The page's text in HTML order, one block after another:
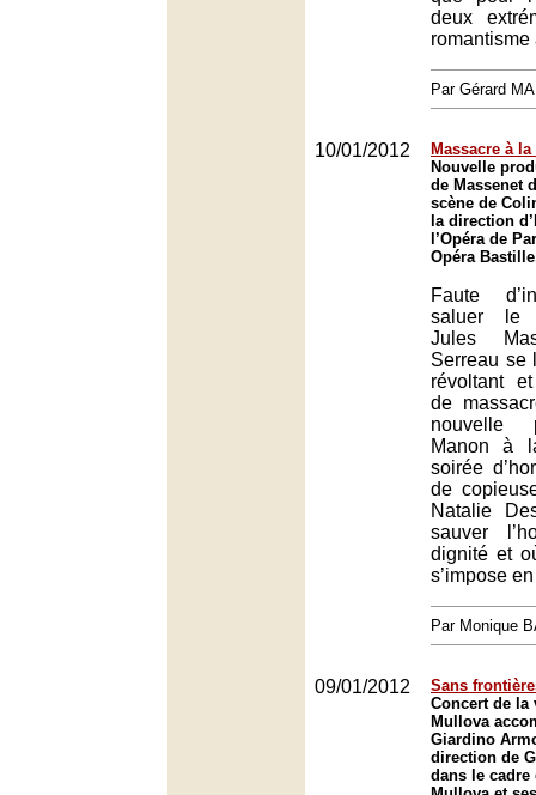
deux
Par Gérard
10/01/2012
Massacre à
Nouvelle
de Massenet
scène de
la direction
l’Opéra de
Opéra
Faute
saluer le
Jules
Serreau se
révoltant
de
nouvelle
Manon à
soirée
de
Natalie
sauver
dignité et
s’impose
Par Monique
09/01/2012
Sans
Concert de
Mullova
Giardino
direction de
dans le